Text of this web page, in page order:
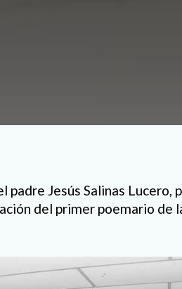
padre Jesús Salinas Lucero,
del primer poemario de